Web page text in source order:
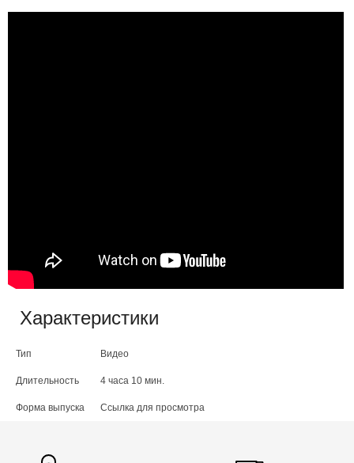
Характеристики
Тип Видео
Длительность 4 часа 10 мин.
Форма выпуска Ссылка для просмотра